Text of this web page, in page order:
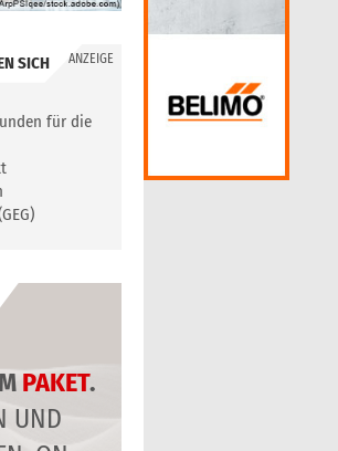
SICH ANZEIGE
für die
PAKET.
UND